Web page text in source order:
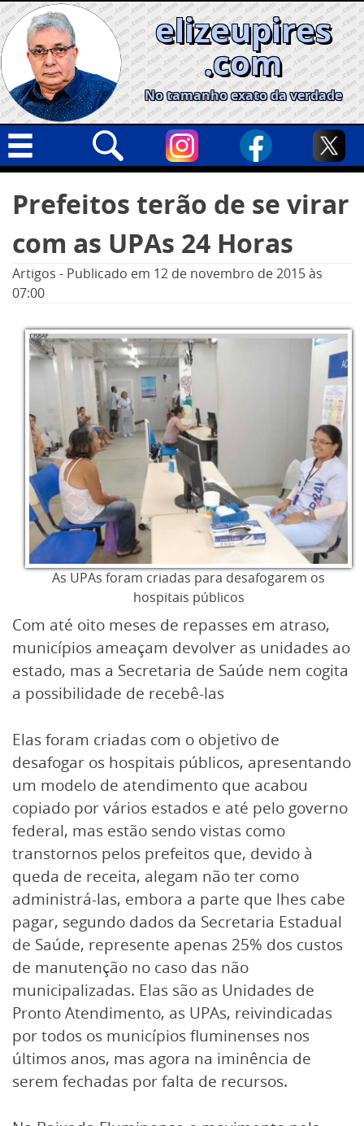
Skip
to
content
elizeupires
.com
No tamanho exato da verdade
Geral
Cidades
Política
Nacional
Opinião
Informe especial
por:
Prefeitos terão de se virar
com as UPAs 24 Horas
Artigos - Publicado em 12 de novembro de 2015às
07:00
As UPAs foram criadas para desafogarem os
hospitais públicos
Com até oito meses de repasses em atraso,
municípios ameaçam devolver as unidades ao
estado, mas a Secretaria de Saúde nem cogita
a possibilidade de recebê-las
Elas foram criadas com o objetivo de
desafogar os hospitais públicos, apresentando
um modelo de atendimento que acabou
copiado por vários estados e até pelo governo
federal, mas estão sendo vistas como
transtornos pelos prefeitos que, devido à
queda de receita, alegam não ter como
administrá-las, embora a parte que lhes cabe
pagar, segundo dados da Secretaria Estadual
de Saúde, represente apenas 25% dos custos
de manutenção no caso das não
municipalizadas. Elas são as Unidades de
Pronto Atendimento, as UPAs, reivindicadas
por todos os municípios fluminenses nos
últimos anos, mas agora na iminência de
serem fechadas por falta de recursos.